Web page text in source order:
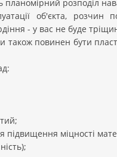
розподіл
об'єкта, розчин
- у вас не буде
також повинен бути
міцності